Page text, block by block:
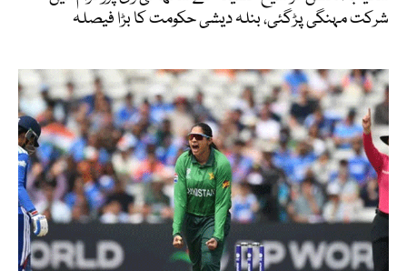
شرکت مہنگی پڑگئی، بنلہ دیشی حکومت کا بڑا فیصلہ